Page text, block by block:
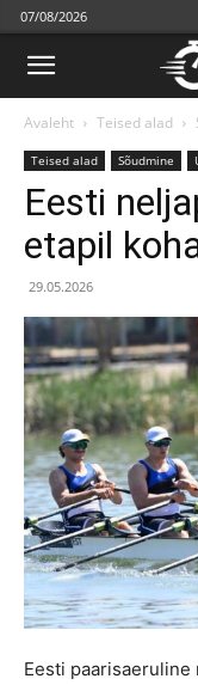
07/08/2026
Avaleht Teised alad
Teised alad Sõudmine
Eesti
etapil
29.05.2026
Eesti paarisaeruline